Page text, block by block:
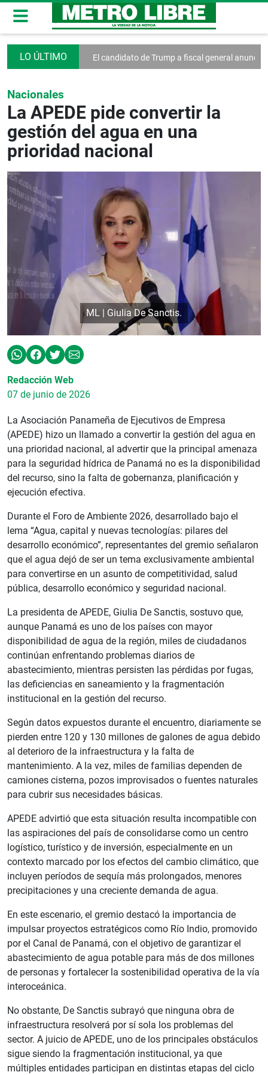
Guerra Mundial El candidato de Trump a fiscal general anuncia un
Nacionales
La APEDE pide convertir la
gestión del agua en una
prioridad nacional
ML | Giulia De Sanctis.
Redacción Web
07 de junio de 2026
La Asociación Panameña de Ejecutivos de Empresa
(APEDE) hizo un llamado a convertir la gestión del agua en
una prioridad nacional, al advertir que la principal amenaza
para la seguridad hídrica de Panamá no es la disponibilidad
del recurso, sino la falta de gobernanza, planificación y
ejecución efectiva.
Durante el Foro de Ambiente 2026, desarrollado bajo el
lema “Agua, capital y nuevas tecnologías: pilares del
desarrollo económico”, representantes del gremio señalaron
que el agua dejó de ser un tema exclusivamente ambiental
para convertirse en un asunto de competitividad, salud
pública, desarrollo económico y seguridad nacional.
La presidenta de APEDE, Giulia De Sanctis, sostuvo que,
aunque Panamá es uno de los países con mayor
disponibilidad de agua de la región, miles de ciudadanos
continúan enfrentando problemas diarios de
abastecimiento, mientras persisten las pérdidas por fugas,
las deficiencias en saneamiento y la fragmentación
institucional en la gestión del recurso.
Según datos expuestos durante el encuentro, diariamente se
pierden entre 120 y 130 millones de galones de agua debido
al deterioro de la infraestructura y la falta de
mantenimiento. A la vez, miles de familias dependen de
camiones cisterna, pozos improvisados o fuentes naturales
para cubrir sus necesidades básicas.
APEDE advirtió que esta situación resulta incompatible con
las aspiraciones del país de consolidarse como un centro
logístico, turístico y de inversión, especialmente en un
contexto marcado por los efectos del cambio climático, que
incluyen períodos de sequía más prolongados, menores
precipitaciones y una creciente demanda de agua.
En este escenario, el gremio destacó la importancia de
impulsar proyectos estratégicos como Río Indio, promovido
por el Canal de Panamá, con el objetivo de garantizar el
abastecimiento de agua potable para más de dos millones
de personas y fortalecer la sostenibilidad operativa de la vía
interoceánica.
No obstante, De Sanctis subrayó que ninguna obra de
infraestructura resolverá por sí sola los problemas del
sector. A juicio de APEDE, uno de los principales obstáculos
sigue siendo la fragmentación institucional, ya que
múltiples entidades participan en distintas etapas del ciclo